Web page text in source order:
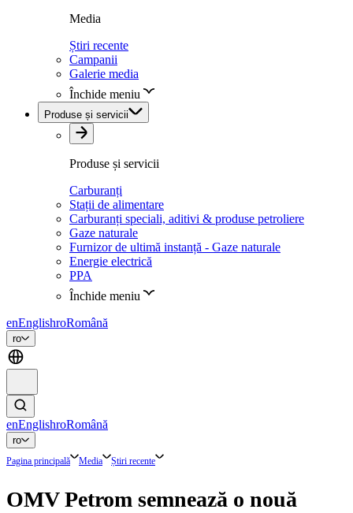
Media
Știri recente
Campanii
Galerie media
Închide meniu
Produse și servicii
Produse și servicii
Carburanți
Stații de alimentare
Carburanți speciali, aditivi & produse petroliere
Gaze naturale
Furnizor de ultimă instanță - Gaze naturale
Energie electrică
PPA
Închide meniu
enEnglishroRomână
ro
enEnglishroRomână
ro
Pagina principală Media Știri recente
OMV Petrom semnează o nouă